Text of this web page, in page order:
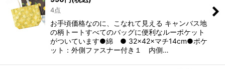
4点
お手頃価格なのに、こなれて見える キャンバス地
の柄トートすべてのバッグに便利なルーポケット
がついています●綿 ● 32×42×マチ14cm●ポケ
ット：外側ファスナー付き１ 内側…